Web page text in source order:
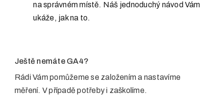
na správném místě. Náš jednoduchý návod Vám
ukáže, jak na to.
Ještě nemáte GA4?
Rádi Vám pomůžeme se založením a nastavíme
měření. V případě potřeby i zaškolíme.